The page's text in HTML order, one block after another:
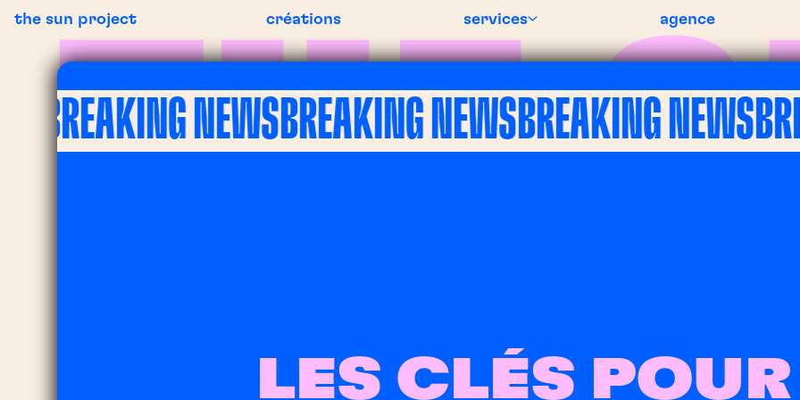
the sun project créations services agence
NEWSBREAKING NEWSBREAKING NEWS
LES CLÉS